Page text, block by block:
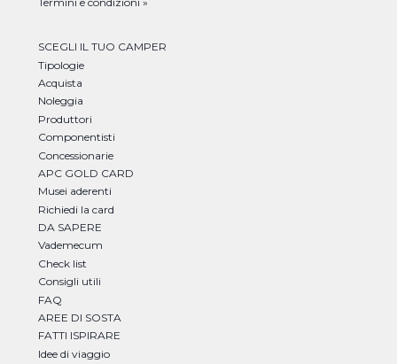
SCEGLI IL TUO CAMPER
Tipologie
Acquista
Noleggia
Produttori
Componentisti
Concessionarie
APC GOLD CARD
Musei aderenti
Richiedi la card
DA SAPERE
Vademecum
Check list
Consigli utili
FAQ
AREE DI SOSTA
FATTI ISPIRARE
Idee di viaggio